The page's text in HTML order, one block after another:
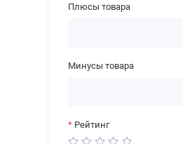
Плюсы товара
Минусы товара
Рейтинг